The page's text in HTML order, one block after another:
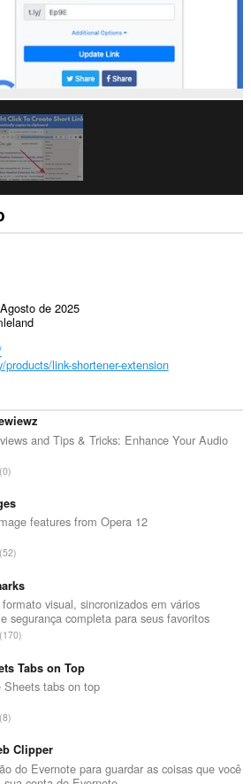
de 2025
link-shortener-extension
and Tips & Tricks: Enhance Your Audio
0
features from Opera 12
52
visual, sincronizados em vários
segurança completa para seus favoritos
170
Tabs on Top
Sheets tabs on top
8
Clipper
do Evernote para guardar as coisas que você